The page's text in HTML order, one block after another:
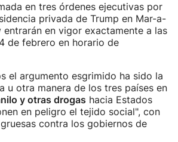
en tres órdenes ejecutivas por
privada de Trump en Mar-a-
entrarán en vigor exactamente a las
de febrero en horario de
el argumento esgrimido ha sido la
u otra manera de los tres países en
y otras drogas hacia Estados
en peligro el tejido social", con
contra los gobiernos de